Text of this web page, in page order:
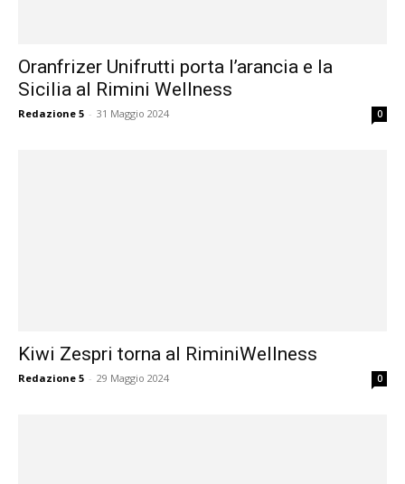
Oranfrizer Unifrutti porta l’arancia e la
Sicilia al Rimini Wellness
Redazione 5 - 31 Maggio 2024 0
Kiwi Zespri torna al RiminiWellness
Redazione 5 - 29 Maggio 2024 0